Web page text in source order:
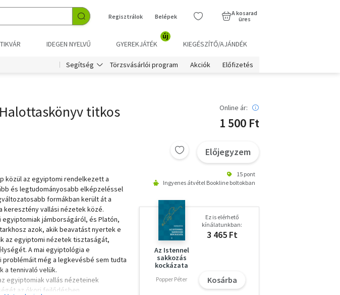
Regisztrálok Belépek
A kosarad
üres
IDEGEN NYELVŰ GYEREKJÁTÉK
új
KIEGÉSZÍTŐ/AJÁNDÉK
Segítség Törzsvásárlói program Akciók Előfizetés
titkos
közül az egyiptomi rendelkezett a
és legtudományosabb elképzeléssel
formákban került át a
keresztény vallási nézetek közé.
jámborságáról, és Platón,
azok, akik beavatást nyertek e
az egyiptomi nézetek tisztaságát,
A mai egyiptológia e
még a legkevésbé sem tudta
a tennivaló velük.
egyiptomiak vallás nézeteinek
az ókori fejlődésben.
Online ár:
1 500 Ft
Előjegyzem
15 pont
Ingyenes átvétel Bookline boltokban
Az Istennel
sakkozás
kockázata
Popper Péter
Ez is elérhető
kínálatunkban:
3 465 Ft
Kosárba